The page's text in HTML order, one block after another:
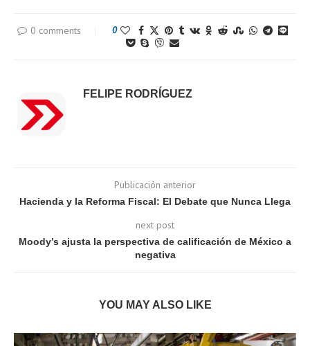
0 comments 0
FELIPE RODRÍGUEZ
Publicación anterior
Hacienda y la Reforma Fiscal: El Debate que Nunca Llega
next post
Moody’s ajusta la perspectiva de calificación de México a
negativa
YOU MAY ALSO LIKE